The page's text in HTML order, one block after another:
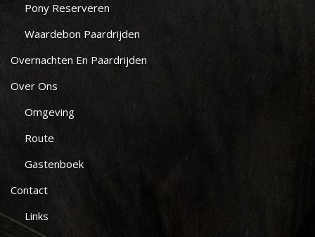
Pony Reserveren
Waardebon Paardrijden
Overnachten En Paardrijden
Over Ons
Omgeving
Route
Gastenboek
Contact
Links